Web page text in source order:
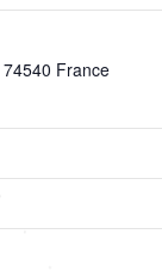
74540 France